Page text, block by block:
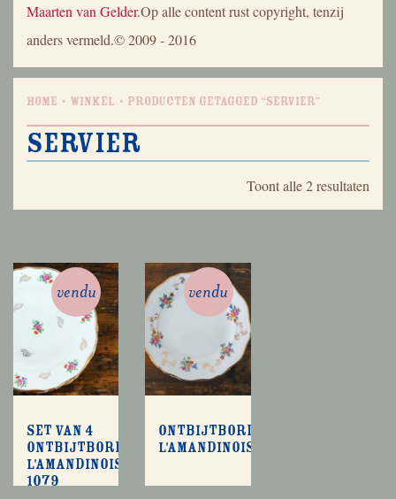
Maarten van Gelder.Op alle content rust copyright, tenzij
anders vermeld.© 2009 - 2016
Home Winkel Producten getagged “servier”
servier
Toont alle 2 resultaten
op
Set van 4
ontbijtbordjes
l'Amandinoise
1079
vendu
Ontbijtbordjes
l'Amandinoise
vendu